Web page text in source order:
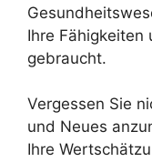
Ihre Fähigkeiten
gebraucht.
Vergessen Sie
und Neues
Ihre